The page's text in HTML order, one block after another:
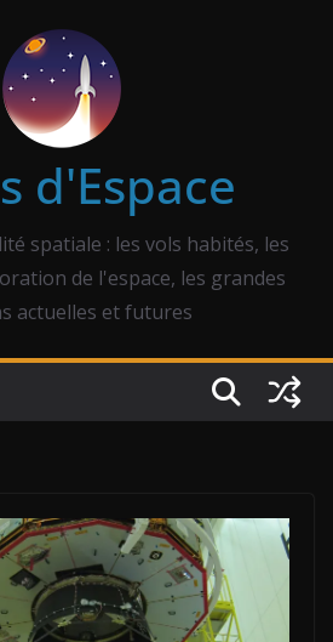
d'Espace
spatiale : les vols habités, les
de l'espace, les grandes
actuelles et futures